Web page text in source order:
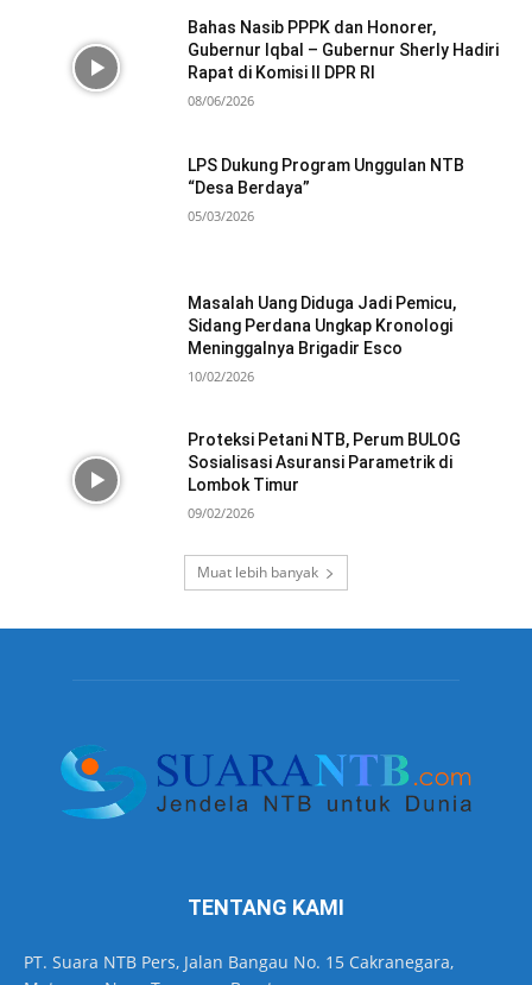
Bahas Nasib PPPK dan Honorer,
Gubernur Iqbal – Gubernur Sherly Hadiri
Rapat di Komisi II DPR RI
08/06/2026
LPS Dukung Program Unggulan NTB
“Desa Berdaya”
05/03/2026
Masalah Uang Diduga Jadi Pemicu,
Sidang Perdana Ungkap Kronologi
Meninggalnya Brigadir Esco
10/02/2026
Proteksi Petani NTB, Perum BULOG
Sosialisasi Asuransi Parametrik di
Lombok Timur
09/02/2026
Muat lebih banyak
TENTANG KAMI
PT. Suara NTB Pers, Jalan Bangau No. 15 Cakranegara,